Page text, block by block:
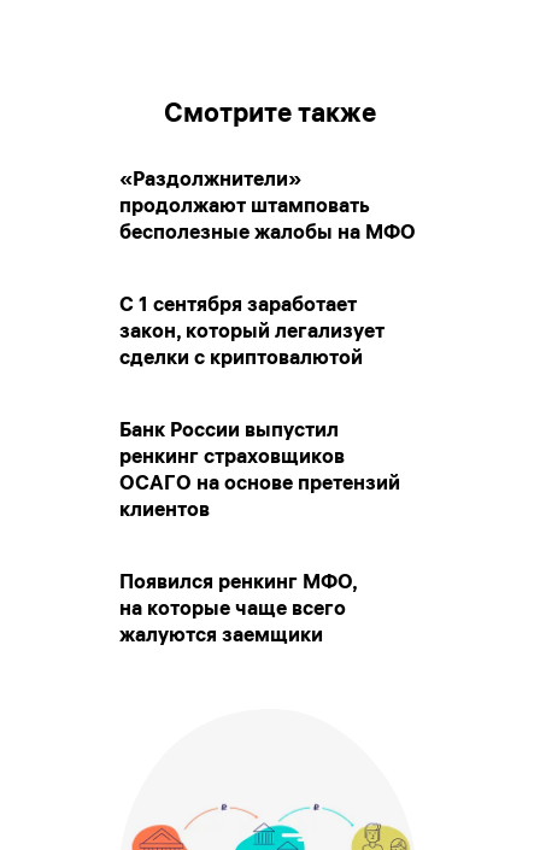
Смотрите также
«Раздолжнители»
продолжают штамповать
бесполезные жалобы на МФО
С 1 сентября заработает
закон, который легализует
сделки с криптовалютой
Банк России выпустил
ренкинг страховщиков
ОСАГО на основе претензий
клиентов
Появился ренкинг МФО,
на которые чаще всего
жалуются заемщики